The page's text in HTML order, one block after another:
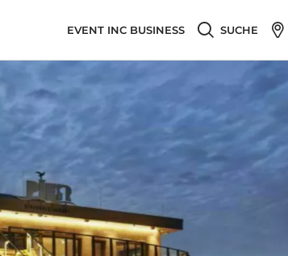
EVENT INC BUSINESS SUCHE